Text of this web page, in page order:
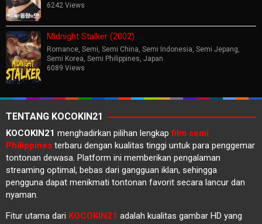
6242 Views
Midnight Stalker (2002)
Romance, Semi, Semi China, Semi Indonesia, Semi Jepang,
Semi Korea, Semi Philippines, Japan
6089 Views
TENTANG KOCOKIN21
KOCOKIN21 menghadirkan pilihan lengkapfilm semi
Philippines terbaru dengan kualitas tinggi untuk para penggemar
tontonan dewasa. Platform ini memberikan pengalaman
streaming optimal, bebas dari gangguan iklan, sehingga
pengguna dapat menikmati tontonan favorit secara lancur dan
nyaman.
Fitur utama dari KOCOKIN21 adalah kualitas gambar HD yang